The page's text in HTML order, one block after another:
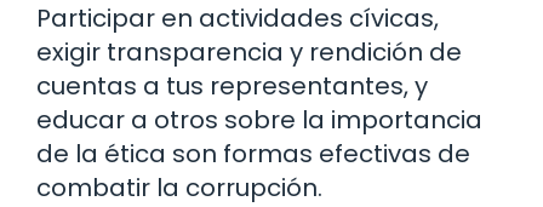
Participar en actividades cívicas,
exigir transparencia y rendición de
cuentas a tus representantes, y
educar a otros sobre la importancia
de la ética son formas efectivas de
combatir la corrupción.